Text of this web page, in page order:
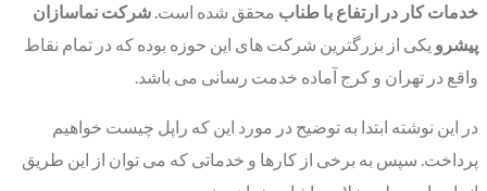
خدمات کار در ارتفاع با طناب محقق شده است. شرکت نماسازان
پیشرو یکی از بزرگترین شرکت های این حوزه بوده که در تمام نقاط
واقع در تهران و کرج آماده خدمت رسانی می باشد.
در این نوشته ابتدا به توضیح در مورد این که راپل چیست خواهیم
پرداخت. سپس به برخی از کارها و خدماتی که می توان از این طریق